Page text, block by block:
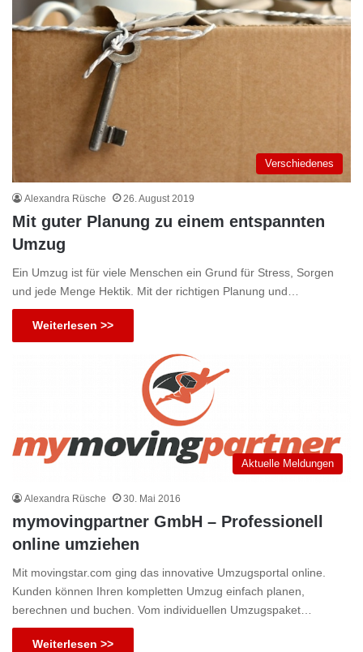
Verschiedenes
Alexandra Rüsche 26. August 2019
Mit guter Planung zu einem entspannten
Umzug
Ein Umzug ist für viele Menschen ein Grund für Stress, Sorgen
und jede Menge Hektik. Mit der richtigen Planung und…
Weiterlesen >>
Aktuelle Meldungen
Alexandra Rüsche 30. Mai 2016
mymovingpartner GmbH – Professionell
online umziehen
Mit movingstar.com ging das innovative Umzugsportal online.
Kunden können Ihren kompletten Umzug einfach planen,
berechnen und buchen. Vom individuellen Umzugspaket…
Weiterlesen >>